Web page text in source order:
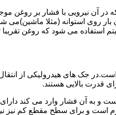
آن نیرویی با فشار بر روغن
بار روی استوانه (مثلا ماشین)می
استفاده می شود که روغن
جک های هیدرولیکی از
قدرت بالایی هستند.
به آن فشار وارد می کند
است و برای سطح مقطع کم نیز